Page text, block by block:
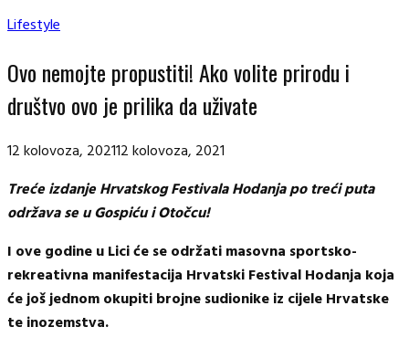
Lifestyle
Ovo nemojte propustiti! Ako volite prirodu i
društvo ovo je prilika da uživate
12 kolovoza, 202112 kolovoza, 2021
Treće izdanje Hrvatskog Festivala Hodanja po treći puta
održava se u Gospiću i Otočcu!
I ove godine u Lici će se održati masovna sportsko-
rekreativna manifestacija Hrvatski Festival Hodanja koja
će još jednom okupiti brojne sudionike iz cijele Hrvatske
te inozemstva.